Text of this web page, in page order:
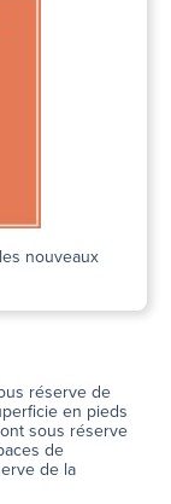
nouveaux
réserve de
en pieds
sous réserve
de
de la